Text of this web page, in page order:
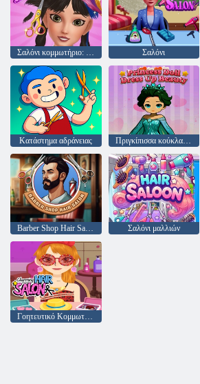
Σαλόνι κομμωτήριο: σαλόνι ομορφιάς Σαλόνι
Κατάστημα αδράνειας Πριγκίπισσα κούκλα ντύστε την ομορφιά
Barber Shop Hair Salon Sim Σαλόνι μαλλιών